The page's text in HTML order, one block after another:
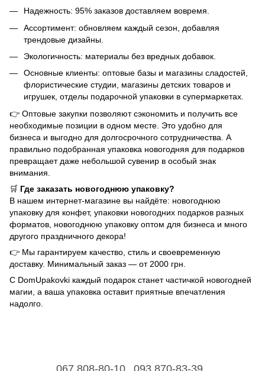
Надежность: 95% заказов доставляем вовремя.
Ассортимент: обновляем каждый сезон, добавляя
трендовые дизайны.
Экологичность: материалы без вредных добавок.
Основные клиенты: оптовые базы и магазины сладостей,
флористические студии, магазины детских товаров и
игрушек, отделы подарочной упаковки в супермаркетах.
👉 Оптовые закупки позволяют сэкономить и получить все
необходимые позиции в одном месте. Это удобно для
бизнеса и выгодно для долгосрочного сотрудничества. А
правильно подобранная упаковка новогодняя для подарков
превращает даже небольшой сувенир в особый знак
внимания.
🛒 Где заказать новогоднюю упаковку?
В нашем интернет-магазине вы найдёте: новогоднюю
упаковку для конфет, упаковки новогодних подарков разных
форматов, новогоднюю упаковку оптом для бизнеса и много
другого праздничного декора!
👉 Мы гарантируем качество, стиль и своевременную
доставку. Минимальный заказ — от 2000 грн.
С DomUpakovki каждый подарок станет частичкой новогодней
магии, а ваша упаковка оставит приятные впечатления
надолго.
067 808-80-10 093 870-83-39